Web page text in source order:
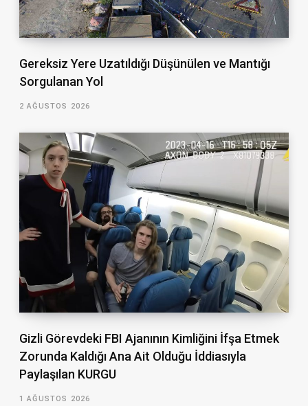
Gereksiz Yere Uzatıldığı Düşünülen ve Mantığı
Sorgulanan Yol
2 AĞUSTOS 2026
Gizli Görevdeki FBI Ajanının Kimliğini İfşa Etmek
Zorunda Kaldığı Ana Ait Olduğu İddiasıyla
Paylaşılan KURGU
1 AĞUSTOS 2026